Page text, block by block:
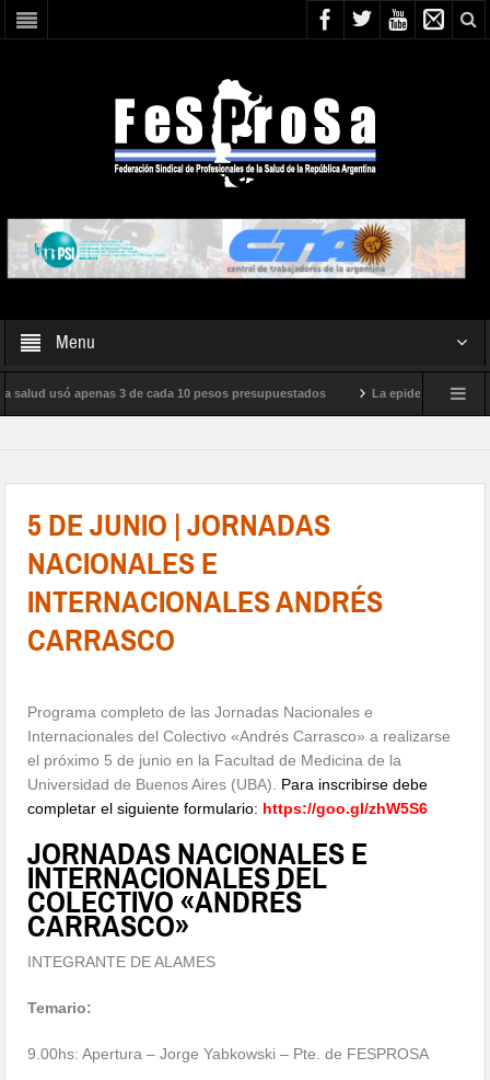
Menu
usó apenas 3 de cada 10 pesos presupuestados La epidemia de
5 DE JUNIO | JORNADAS
NACIONALES E
INTERNACIONALES ANDRÉS
CARRASCO
Programa completo de las Jornadas Nacionales e
Internacionales del Colectivo «Andrés Carrasco» a realizarse
el próximo 5 de junio en la Facultad de Medicina de la
Universidad de Buenos Aires (UBA). Para inscribirse debe
completar el siguiente formulario: https://goo.gl/zhW5S6
JORNADAS NACIONALES E
INTERNACIONALES DEL
COLECTIVO «ANDRÉS
CARRASCO»
INTEGRANTE DE ALAMES
Temario:
9.00hs: Apertura – Jorge Yabkowski – Pte. de FESPROSA